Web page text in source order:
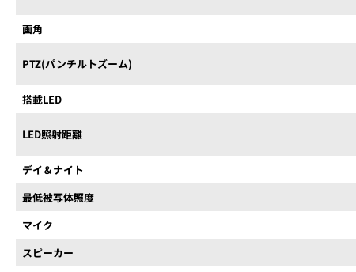
画角
PTZ(パンチルトズーム)
搭載LED
LED照射距離
デイ＆ナイト
最低被写体照度
マイク
スピーカー